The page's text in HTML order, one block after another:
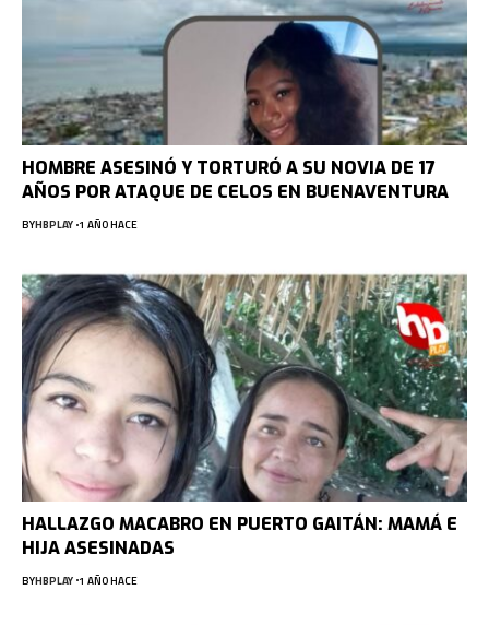
HOMBRE ASESINÓ Y TORTURÓ A SU NOVIA DE 17
AÑOS POR ATAQUE DE CELOS EN BUENAVENTURA
BYHBPLAY 1 AÑO HACE
HALLAZGO MACABRO EN PUERTO GAITÁN: MAMÁ E
HIJA ASESINADAS
BYHBPLAY 1 AÑO HACE